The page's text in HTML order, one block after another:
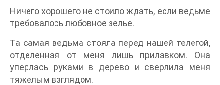
Ничего хорошего не стоило ждать, если ведьме
требовалось любовное зелье.
Та самая ведьма стояла перед нашей телегой,
отделенная от меня лишь прилавком. Она
уперлась руками в дерево и сверлила меня
тяжелым взглядом.